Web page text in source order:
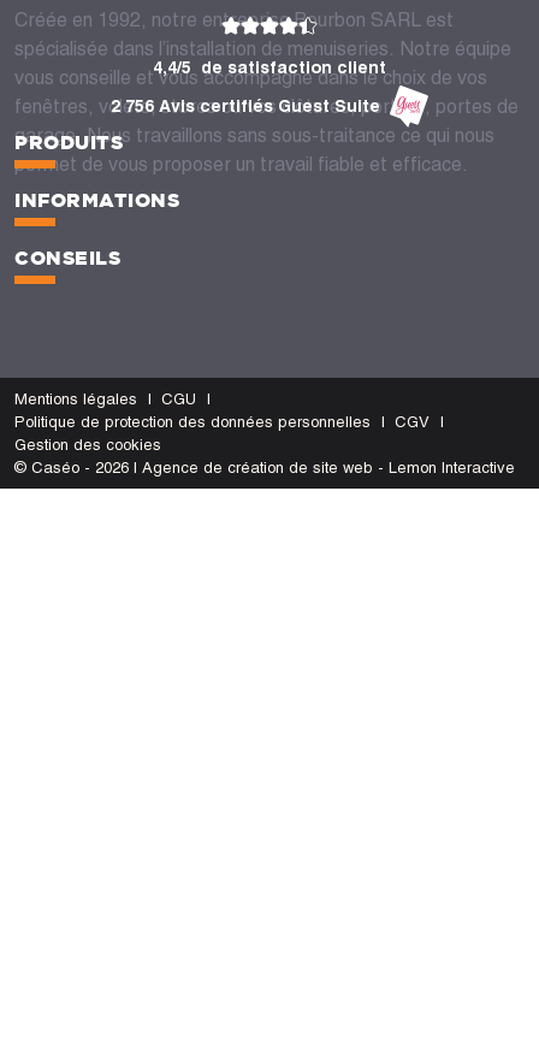
Créée en 1992, notre entreprise Bourbon SARL est
spécialisée dans l’installation de menuiseries. Notre équipe
vous conseille et vous accompagne dans le choix de vos
fenêtres, volets, stores ou vos clôtures, portails, portes de
garage. Nous travaillons sans sous-traitance ce qui nous
permet de vous proposer un travail fiable et efficace.
4,4/5
de satisfaction client
2 756 Avis certifiés Guest Suite
PRODUITS
INFORMATIONS
CONSEILS
Mentions légales
CGU
Politique de protection des données personnelles
CGV
Gestion des cookies
© Caséo - 2026 | Agence de création de site web - Lemon Interactive